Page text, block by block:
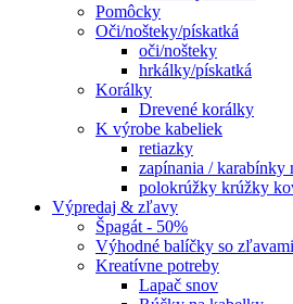
Pomôcky
Oči/nošteky/pískatká
oči/nošteky
hrkálky/pískatká
Korálky
Drevené korálky
K výrobe kabeliek
retiazky
zapínania / karabínky
polokrúžky krúžky
Výpredaj & zľavy
Špagát - 50%
Výhodné balíčky so zľavami
Kreatívne potreby
Lapač snov